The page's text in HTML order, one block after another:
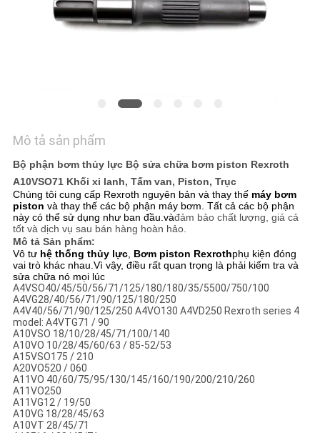
ĐỒ
TRANG
WEB
PRIVACY
POLICY
Mô tả sản phẩm
Bộ phận bơm thủy lực Bộ sửa chữa bơm piston Rexroth
A10VSO71 Khối xi lanh, Tấm van, Piston, Trục
Chúng tôi cung cấp Rexroth nguyên bản và thay thế máy bơm
piston và thay thế các bộ phận máy bơm. Tất cả các bộ phận
này có thể sử dụng như ban đầu.vàđảm bảo chất lượng, giá cả
tốt và dịch vụ sau bán hàng hoàn hảo.
Mô tả Sản phẩm:
Vô tư hệ thống thủy lực, Bơm piston Rexrothphụ kiện đóng
vai trò khác nhau.Vì vậy, điều rất quan trọng là phải kiểm tra và
sửa chữa nó mọi lúc
A4VSO40/45/50/56/71/125/180/180/35/5500/750/100
A4VG28/40/56/71/90/125/180/250
A4V40/56/71/90/125/250 A4VO130 A4VD250 Rexroth series 4
model: A4VTG71 / 90
A10VSO 18/10/28/45/71/100/140
A10VO 10/28/45/60/63 / 85-52/53
A15VSO175 / 210
A20VO520 / 060
A11VO 40/60/75/95/130/145/160/190/200/210/260
A11VO250
A11VG12 / 19/50
A10VG 18/28/45/63
A10VT 28/45/71